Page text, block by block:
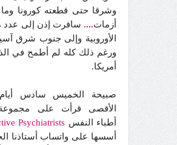
وشرقا حتى قطعته كورونا وما
أزمات.... سافرت إذن إلى عدد
الأوروبية وإلى جنوب شرق
ورغم ذلك كله لم أطمح في
أمريكا.
صبيحة الخميس سادس
الأقصى قرأت على
أطباء النفس Psychiatrists
أسسها على واتساب أستاذنا